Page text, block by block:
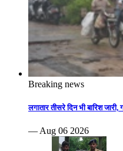
Breaking news
लगातार तीसरे दिन भी बारिश जारी,
— Aug 06 2026